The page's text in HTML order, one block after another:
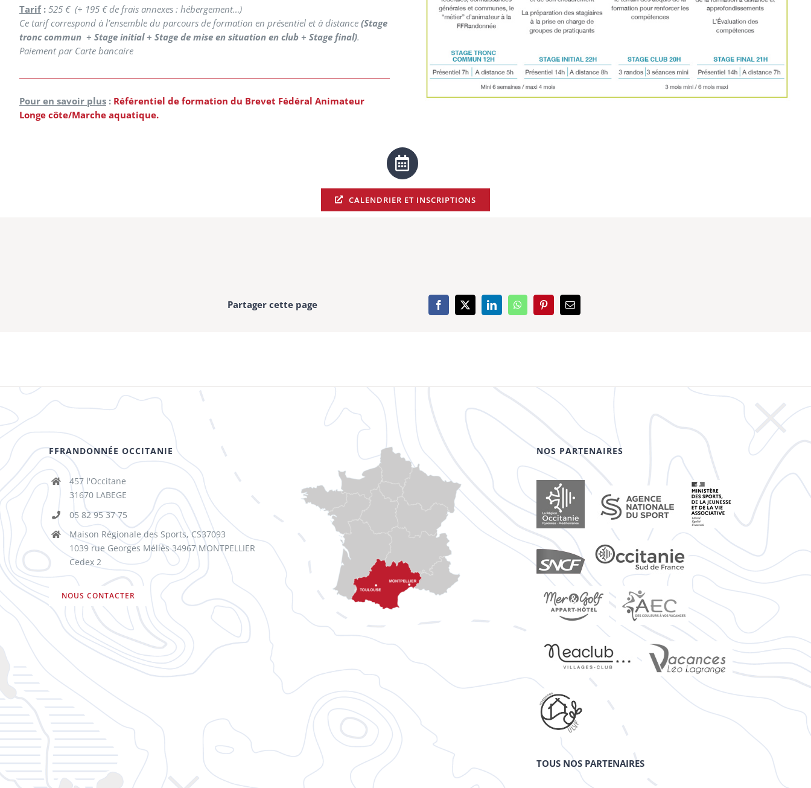
Tarif: 525 € (+ 195 € de frais annexes : hébergement…)
Ce tarif correspond à l’ensemble du parcours de formation en présentiel et à distance (Stage
tronc commun + Stage initial + Stage de mise en situation en club + Stage final).
Paiement par Carte bancaire
Pour en savoir plus : Référentiel de formation du Brevet Fédéral Animateur
Longe côte/Marche aquatique.
CALENDRIER ET INSCRIPTIONS
Partager cette page
FFRANDONNÉE OCCITANIE
457 l'Occitane
31670 LABEGE
05 82 95 37 75
Maison Régionale des Sports, CS37093
1039 rue Georges Méliès 34967 MONTPELLIER
Cedex 2
NOUS CONTACTER
NOS PARTENAIRES
TOUS NOS PARTENAIRES